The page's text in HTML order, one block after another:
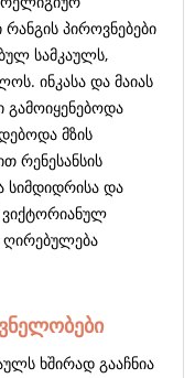
პიროვნებები
სამკაულს,
ინკასა და მაიას
გამოიყენებოდა
მზის
რენესანსის
სიმდიდრისა და
ღირებულება
ხშირად გააჩნია